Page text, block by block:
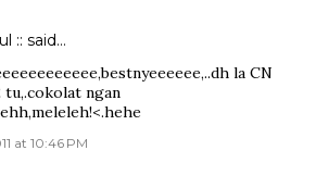
:: said…
la CN
tu,.cokolat ngan
at 10:46 PM